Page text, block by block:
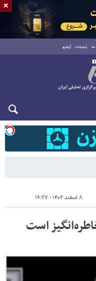
ما تبلیغات آرشیو
۸ اسفند ۱۴۰۲ - ۱۹:۲۷
است
×